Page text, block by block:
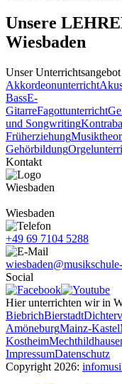
Unsere
Wiesbaden
Unser
Akkordeonunterricht
BassE-
GitarreFagottunterricht
und Songwriting
Früherziehung
Gehörbildung
Kontakt
Wiesbaden
Wiesbaden
+49 69 7104 5288
Social
Hier unterrichten wir in
BiebrichBierstadt
AmöneburgMainz-Kastel
Kostheim
ImpressumDatenschutz
Copyright 2026: info